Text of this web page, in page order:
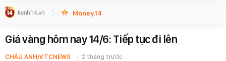
Money.14
Giá vàng hôm nay 14/6: Tiếp tục đi lên
CHÂU ANH/VTCNEWS 2 tháng trước